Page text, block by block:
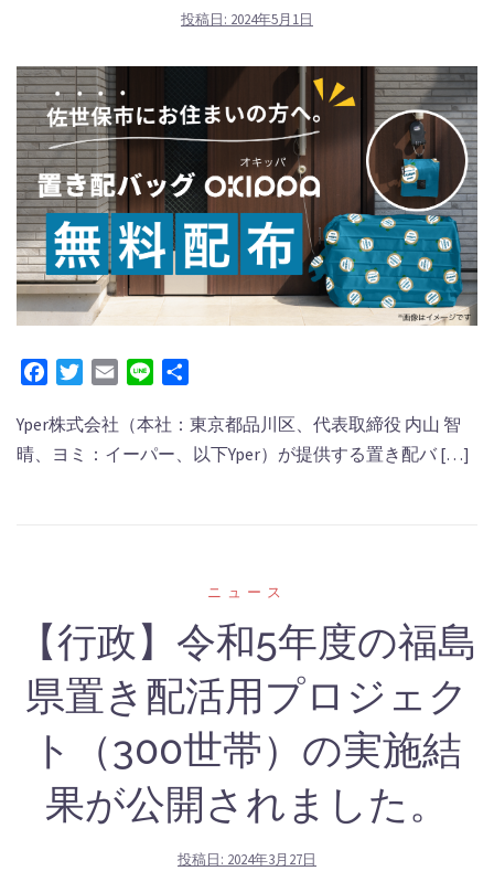
投稿日: 2024年5月1日
FacebookTwitterEmail Line
Yper株式会社（本社：東京都品川区、代表取締役 内⼭ 智
晴、ヨミ：イーパー、以下Yper）が提供する置き配バ […]
‎ニュース
【行政】令和5年度の福島
県置き配活用プロジェク
ト（300世帯）の実施結
果が公開されました。
投稿日: 2024年3月27日